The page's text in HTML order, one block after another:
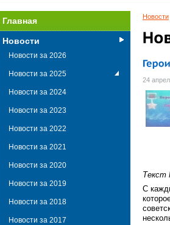
Новости
24
Текст
С
Главная
Новости
Новости за 2026
Новости за 2025
Новости за 2024
Новости за 2023
Новости за 2022
Новости за 2021
Новости за 2020
Новости за 2019
Новости за 2018
Новости за 2017